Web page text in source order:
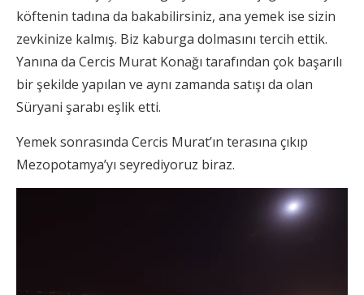
köftenin tadına da bakabilirsiniz, ana yemek ise sizin
zevkinize kalmış. Biz kaburga dolmasını tercih ettik.
Yanına da Cercis Murat Konağı tarafından çok başarılı
bir şekilde yapılan ve aynı zamanda satışı da olan
Süryani şarabı eşlik etti.
Yemek sonrasında Cercis Murat’ın terasına çıkıp
Mezopotamya’yı seyrediyoruz biraz.